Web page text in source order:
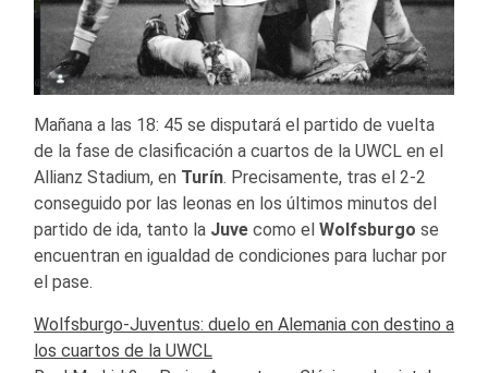
Mañana a las 18: 45 se disputará el partido de vuelta
de la fase de clasificación a cuartos de la UWCL en el
Allianz Stadium, en Turín. Precisamente, tras el 2-2
conseguido por las leonas en los últimos minutos del
partido de ida, tanto la Juve como el Wolfsburgo se
encuentran en igualdad de condiciones para luchar por
el pase.
Wolfsburgo-Juventus: duelo en Alemania con destino a
los cuartos de la UWCL